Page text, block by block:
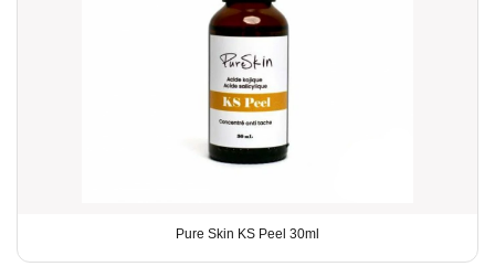
Pure Skin KS Peel 30ml